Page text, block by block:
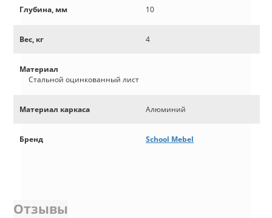
Глубина, мм 10
Вес, кг 4
Материал
Стальной оцинкованный лист
Материал каркаса Алюминий
Бренд School Mebel
Отзывы